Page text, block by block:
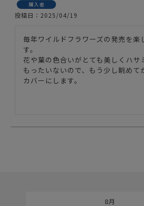
購入者
投稿日 2025/04/19
毎年ワイルドフラワーズの発売を楽
す。
花や葉の色合いがとても美しくハサ
もったいないので、もう少し眺めて
カバーにします。
8月